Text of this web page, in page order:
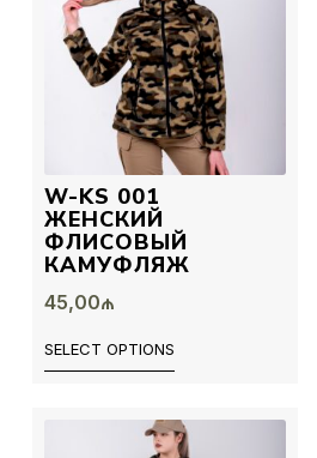
W-KS 001
ЖЕНСКИЙ
ФЛИСОВЫЙ
КАМУФЛЯЖ
45,00₼
SELECT OPTIONS